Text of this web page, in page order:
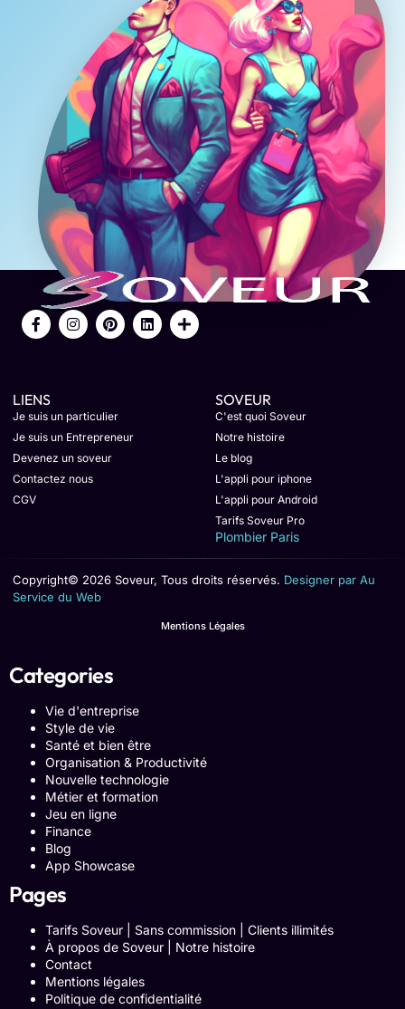
LIENS
Je suis un particulier
Je suis un Entrepreneur
Devenez un soveur
Contactez nous
CGV
SOVEUR
C'est quoi Soveur
Notre histoire
Le blog
L'appli pour iphone
L'appli pour Android
Tarifs Soveur Pro
Plombier Paris
Copyright© 2026 Soveur, Tous droits réservés. Designer par Au
Service du Web
Mentions Légales
Categories
Vie d'entreprise
Style de vie
Santé et bien être
Organisation & Productivité
Nouvelle technologie
Métier et formation
Jeu en ligne
Finance
Blog
App Showcase
Pages
Tarifs Soveur | Sans commission | Clients illimités
À propos de Soveur | Notre histoire
Contact
Mentions légales
Politique de confidentialité